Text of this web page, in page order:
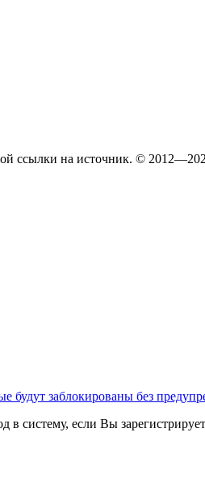
ссылки на источник. ©
будут заблокированы без
систему, если Вы